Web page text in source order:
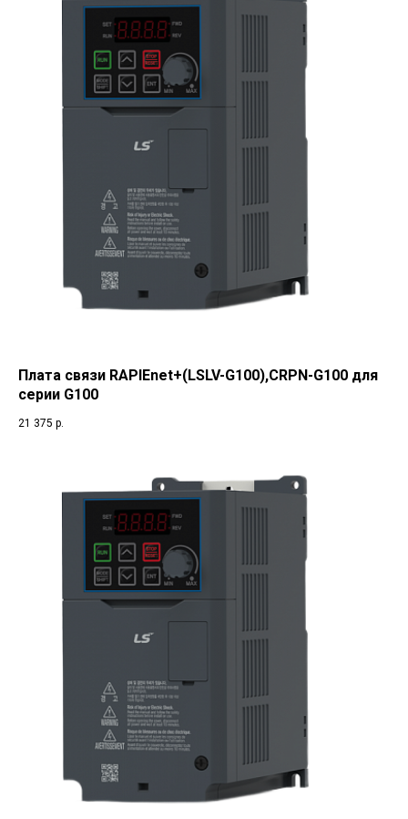
Плата связи RAPIEnet+(LSLV-G100),CRPN-G100 для
серии G100
21 375 р.